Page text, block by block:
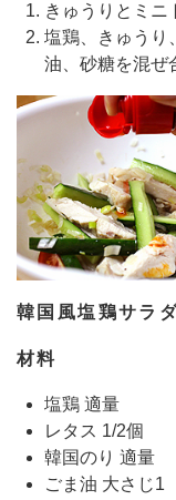
きゅうりとミニ
塩鶏、きゅうり
油、砂糖を混ぜ
韓国風塩鶏サラ
材料
塩鶏 適量
レタス 1/2個
韓国のり 適量
ごま油 大さじ1